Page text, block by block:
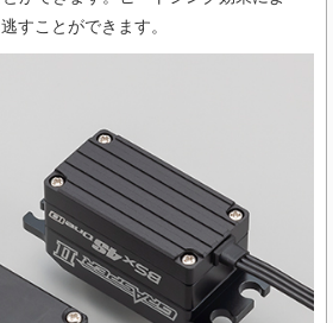
すことができます。